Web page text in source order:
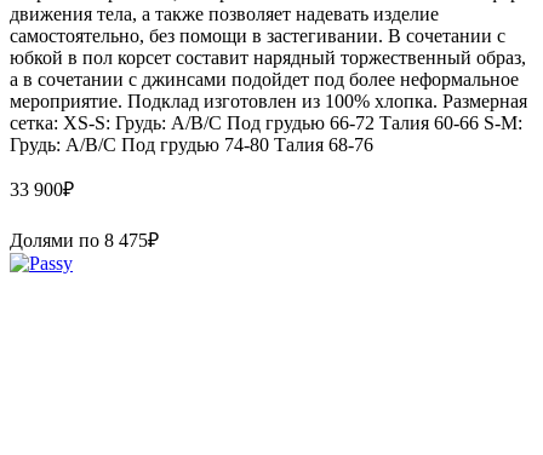
движения тела, а также позволяет надевать изделие
самостоятельно, без помощи в застегивании. В сочетании с
юбкой в пол корсет составит нарядный торжественный образ,
а в сочетании с джинсами подойдет под более неформальное
мероприятие. Подклад изготовлен из 100% хлопка. Размерная
сетка: XS-S: Грудь: A/B/C Под грудью 66-72 Талия 60-66 S-M:
Грудь: A/B/C Под грудью 74-80 Талия 68-76
33 900₽
Долями по 8 475₽